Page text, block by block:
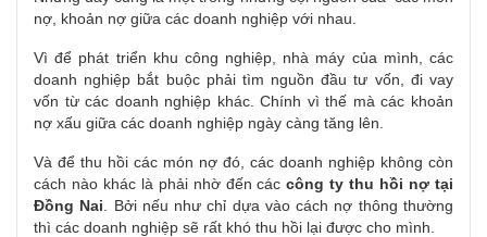
nợ, khoản nợ giữa các doanh nghiệp với nhau.
Vì để phát triển khu công nghiệp, nhà máy của mình, các
doanh nghiệp bắt buộc phải tìm nguồn đầu tư vốn, đi vay
vốn từ các doanh nghiệp khác. Chính vì thế mà các khoản
nợ xấu giữa các doanh nghiệp ngày càng tăng lên.
Và để thu hồi các món nợ đó, các doanh nghiệp không còn
cách nào khác là phải nhờ đến cáccông ty thu hồi nợ tại
Đồng Nai . Bởi nếu như chỉ dựa vào cách nợ thông thường
thì các doanh nghiệp sẽ rất khó thu hồi lại được cho mình.